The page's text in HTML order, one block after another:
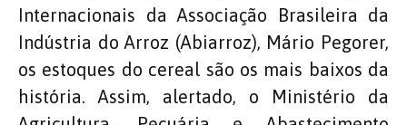
Internacionais da Associação Brasileira da
Indústria do Arroz (Abiarroz), Mário Pegorer,
os estoques do cereal são os mais baixos da
história. Assim, alertado, o Ministério da